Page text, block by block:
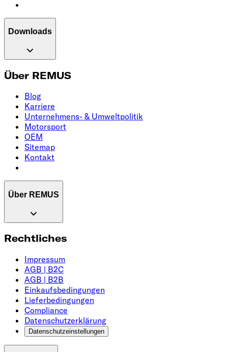
Downloads
Über REMUS
Blog
Karriere
Unternehmens- & Umweltpolitik
Motorsport
OEM
Sitemap
Kontakt
Über REMUS
Rechtliches
Impressum
AGB | B2C
AGB | B2B
Einkaufsbedingungen
Lieferbedingungen
Compliance
Datenschutzerklärung
Datenschutzeinstellungen